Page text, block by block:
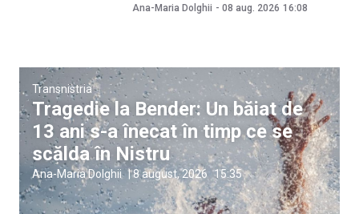
Ana-Maria Dolghii - 08 aug. 2026 16:08
Transnistria
Tragedie la Bender: Un băiat de
13 ani s-a înecat în timp ce se
scălda în Nistru
Ana-Maria Dolghii |8 august, 2026 15:35